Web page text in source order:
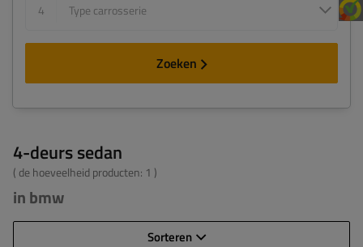
4 Type carrosserie
Zoeken
4-deurs sedan
( de hoeveelheid producten: 1 )
in bmw
Sorteren